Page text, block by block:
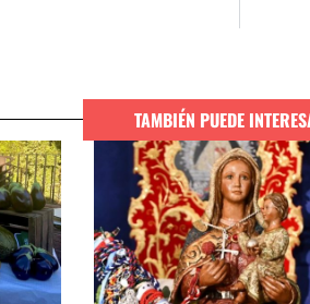
TAMBIÉN PUEDE